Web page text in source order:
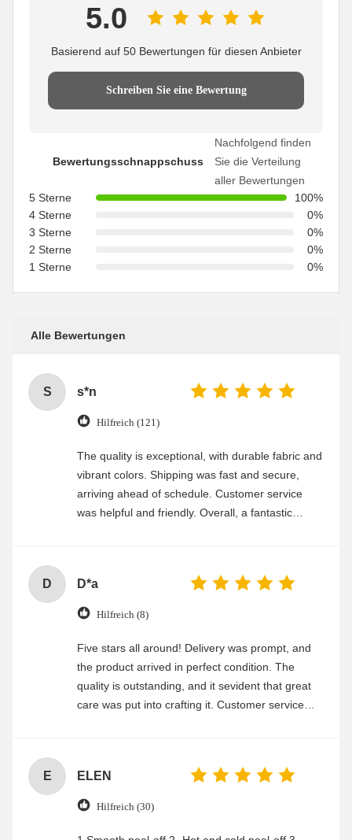
5.0
Basierend auf 50 Bewertungen für diesen Anbieter
Schreiben Sie eine Bewertung
Bewertungsschnappschuss
Nachfolgend finden
Sie die Verteilung
aller Bewertungen
5 Sterne
100%
4 Sterne
0%
3 Sterne
0%
2 Sterne
0%
1 Sterne
0%
Alle Bewertungen
S s*n
Hilfreich (121)
The quality is exceptional, with durable fabric and
vibrant colors. Shipping was fast and secure,
arriving ahead of schedule. Customer service
was helpful and friendly. Overall, a fantastic
D D*a
Hilfreich (8)
Five stars all around! Delivery was prompt, and
the product arrived in perfect condition. The
quality is outstanding, and it sevident that great
care was put into crafting it. Customer service
E ELEN
Hilfreich (30)